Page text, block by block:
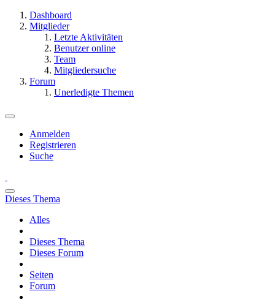
Dashboard
Mitglieder
Letzte Aktivitäten
Benutzer online
Team
Mitgliedersuche
Forum
Unerledigte Themen
Anmelden
Registrieren
Suche
Dieses Thema
Alles
Dieses Thema
Dieses Forum
Seiten
Forum